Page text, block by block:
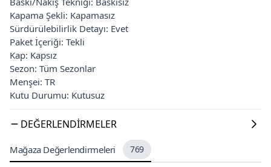
Kapama Şekli: Kapamasız
Sürdürülebilirlik Detayı: Evet
Paket İçeriği: Tekli
Kap: Kapsız
Sezon: Tüm Sezonlar
Menşei: TR
Kutu Durumu: Kutusuz
DEĞERLENDIRMELER
Mağaza Değerlendirmeleri 769